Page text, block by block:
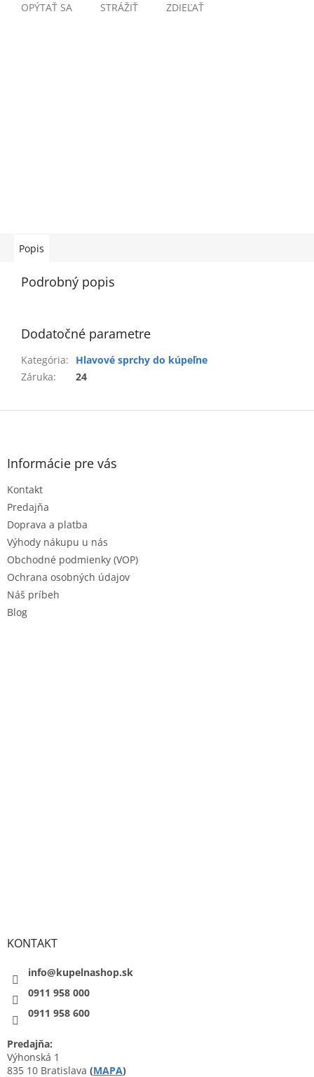
OPÝTAŤ SA STRÁŽIŤ ZDIEĽAŤ
Popis
Podrobný popis
Dodatočné parametre
Kategória:
Hlavové sprchy do kúpeľne
Záruka: 24
Z
Informácie pre vás
Kontakt
Predajňa
Doprava a platba
Výhody nákupu u nás
Obchodné podmienky (VOP)
Ochrana osobných údajov
Náš príbeh
Blog
KONTAKT
info@kupelnashop.sk
0911 958 000
0911 958 600
Predajňa:
Výhonská 1
835 10 Bratislava (MAPA)